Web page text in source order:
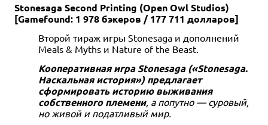
Дополнение
1 490 ₽
Stonesaga Second Printing (Open Owl Studios)
[Gamefound: 1 978 бэкеров / 177 711 долларов]
Второй тираж игры Stonesaga и дополнений
Meals & Myths и Nature of the Beast.
Кооперативная игра Stonesaga («Stonesaga.
Наскальная история») предлагает
сформировать историю выживания
собственного племени, а попутно — суровый,
но живой и податливый мир.